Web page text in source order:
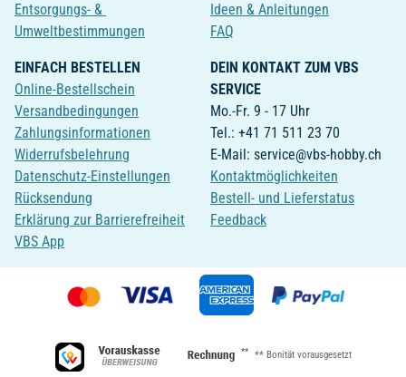
Entsorgungs- &
Umweltbestimmungen
Ideen & Anleitungen
FAQ
EINFACH BESTELLEN
Online-Bestellschein
Versandbedingungen
Zahlungsinformationen
Widerrufsbelehrung
Datenschutz-Einstellungen
Rücksendung
Erklärung zur Barrierefreiheit
VBS App
DEIN KONTAKT ZUM VBS
SERVICE
Mo.-Fr. 9 - 17 Uhr
Tel.: +41 71 511 23 70
E-Mail: service@vbs-hobby.ch
Kontaktmöglichkeiten
Bestell- und Lieferstatus
Feedback
** ** Bonität vorausgesetzt